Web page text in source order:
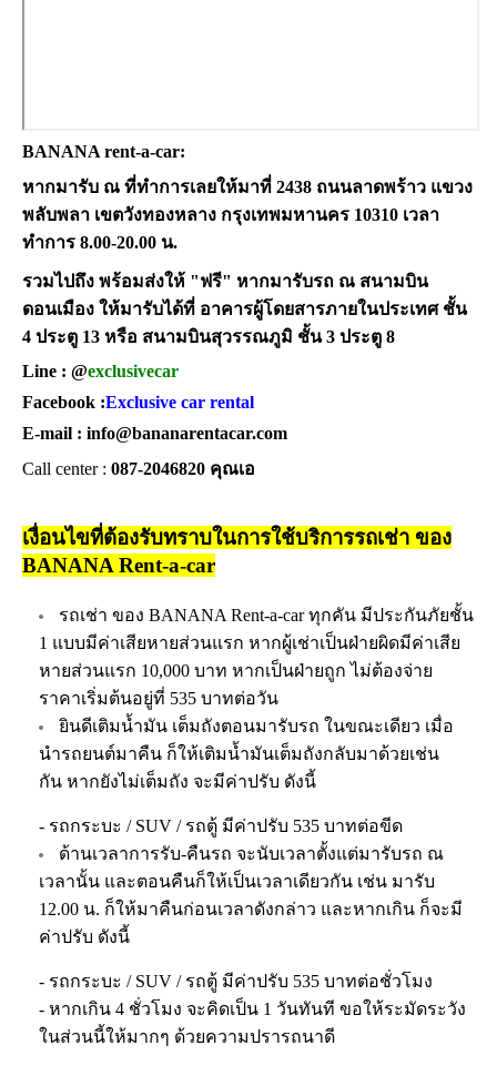
BANANA rent-a-car:
หากมารับ ณ ที่ทำการเลยให้มาที่ 2438 ถนนลาดพร้าว แขวง
พลับพลา เขตวังทองหลาง กรุงเทพมหานคร 10310 เวลา
ทำการ 8.00-20.00 น.
รวมไปถึง พร้อมส่งให้ "ฟรี" หากมารับรถ ณ สนามบิน
ดอนเมือง ให้มารับได้ที่ อาคารผู้โดยสารภายในประเทศ ชั้น
4 ประตู 13 หรือ สนามบินสุวรรณภูมิ ชั้น 3 ประตู 8
Line : @exclusivecar
Facebook :Exclusive car rental
E-mail : info@bananarentacar.com
Call center : 087-2046820 คุณเอ
เงื่อนไขที่ต้องรับทราบในการใช้บริการรถเช่า ของ
BANANA Rent-a-car
รถเช่า ของ BANANA Rent-a-car ทุกคัน มีประกันภัยชั้น
1 แบบมีค่าเสียหายส่วนแรก หากผู้เช่าเป็นฝ่ายผิดมีค่าเสีย
หายส่วนแรก 10,000 บาท หากเป็นฝ่ายถูก ไม่ต้องจ่าย
ราคาเริ่มต้นอยู่ที่ 535 บาทต่อวัน
ยินดีเติมน้ำมัน เต็มถังตอนมารับรถ ในขณะเดียว เมื่อ
นำรถยนต์มาคืน ก็ให้เติมน้ำมันเต็มถังกลับมาด้วยเช่น
กัน หากยังไม่เต็มถัง จะมีค่าปรับ ดังนี้
- รถกระบะ / SUV / รถตู้ มีค่าปรับ 535 บาทต่อขีด
ด้านเวลาการรับ-คืนรถ จะนับเวลาตั้งแต่มารับรถ ณ
เวลานั้น และตอนคืนก็ให้เป็นเวลาเดียวกัน เช่น มารับ
12.00 น. ก็ให้มาคืนก่อนเวลาดังกล่าว และหากเกิน ก็จะมี
ค่าปรับ ดังนี้
- รถกระบะ / SUV / รถตู้ มีค่าปรับ 535 บาทต่อชั่วโมง
- หากเกิน 4 ชั่วโมง จะคิดเป็น 1 วันทันที ขอให้ระมัดระวัง
ในส่วนนี้ให้มากๆ ด้วยความปรารถนาดี